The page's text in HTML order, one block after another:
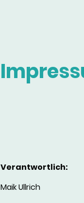
Verantwortlich:
Maik Ullrich